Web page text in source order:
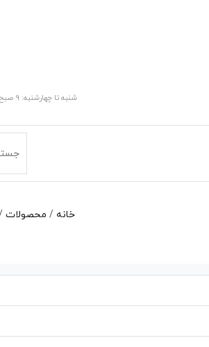
شنبه تا چهارشنبه: 9 صبح الی 6 عصر - پنجشنبه: 9 صبح الی 2 بعد از ظهر
خانه / محصولات